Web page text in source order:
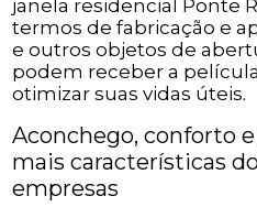
janela residencial Ponte
termos de fabricação e
e outros objetos de
podem receber a
otimizar suas vidas úteis.
Aconchego, conforto
mais características
empresas